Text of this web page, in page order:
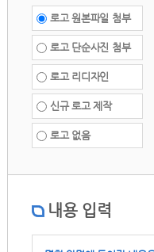
로고 원본파일 첨부
로고 단순사진 첨부
로고 리디자인
신규 로고 제작
로고 없음
내용 입력